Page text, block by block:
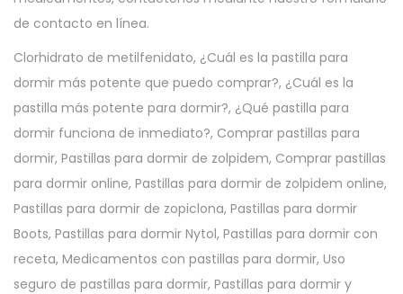
de contacto en línea.
Clorhidrato de metilfenidato, ¿Cuál es la pastilla para
dormir más potente que puedo comprar?, ¿Cuál es la
pastilla más potente para dormir?, ¿Qué pastilla para
dormir funciona de inmediato?, Comprar pastillas para
dormir, Pastillas para dormir de zolpidem, Comprar pastillas
para dormir online, Pastillas para dormir de zolpidem online,
Pastillas para dormir de zopiclona, ​​Pastillas para dormir
Boots, Pastillas para dormir Nytol, Pastillas para dormir con
receta, Medicamentos con pastillas para dormir, Uso
seguro de pastillas para dormir, Pastillas para dormir y